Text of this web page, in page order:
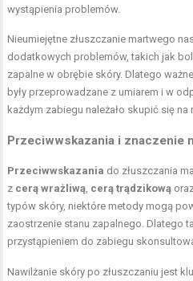
wystąpienia problemów.
Nieumiejętne złuszczanie martwego
dodatkowych problemów, takich jak
zapalne w obrębie skóry. Dlatego
były przeprowadzane z umiarem i w
każdym zabiegu należało skupić się na
Przeciwwskazania i znaczenie
Przeciwwskazania do złuszczania
z cerą wrażliwą cerą trądzikową
typów skóry, niektóre metody mogą
zaostrzenie stanu zapalnego. Dlatego
przystąpieniem do zabiegu
Nawilżanie skóry po złuszczaniu jest